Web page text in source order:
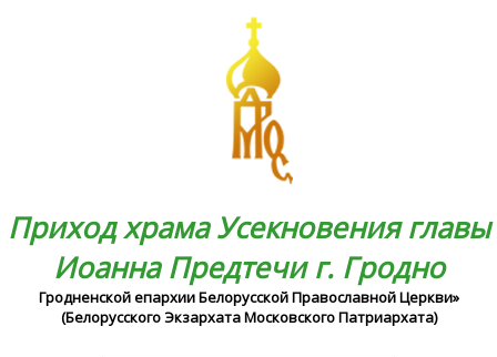
Приход храма Усекновения главы
Иоанна Предтечи г. Гродно
Гродненской епархии Белорусской Православной Церкви»
(Белорусского Экзархата Московского Патриархата)